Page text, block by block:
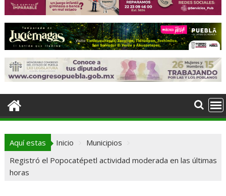
Aquí estas Inicio
Municipios
Registró el Popocatépetl actividad moderada en las últimas
horas